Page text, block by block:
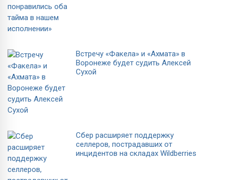
Встречу «Факела» и «Ахмата» в
Воронеже будет судить Алексей
Сухой
Сбер расширяет поддержку
селлеров, пострадавших от
инцидентов на складах Wildberries